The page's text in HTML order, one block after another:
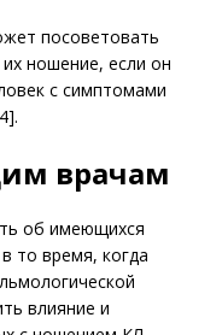
посоветовать
ношение, если он
с симптомами
врачам
об имеющихся
то время, когда
влияние и